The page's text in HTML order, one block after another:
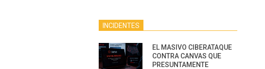
INCIDENTES
EL MASIVO CIBERATAQUE
CONTRA CANVAS QUE
PRESUNTAMENTE